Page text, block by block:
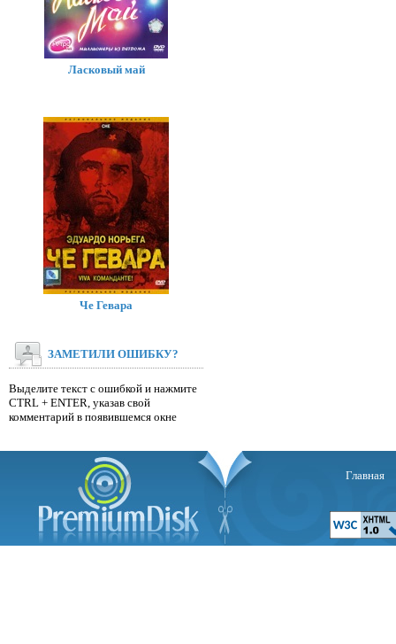
Ласковый май
Че Гевара
ЗАМЕТИЛИ ОШИБКУ?
Выделите текст с ошибкой и нажмите
CTRL + ENTER, указав свой
комментарий в появившемся окне
Главная